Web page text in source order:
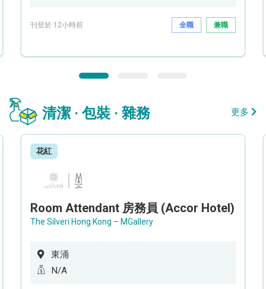
刊登於 12小時前 全職 兼職
清潔 · 包裝 · 雜務 更多
花紅
Room Attendant 房務員 (Accor Hotel)
The Silveri Hong Kong – MGallery
東涌
N/A